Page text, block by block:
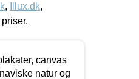
, Illux.dk,
canvas
natur og